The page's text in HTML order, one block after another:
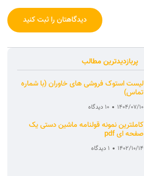
دیدگاهتان را ثبت کنید
پربازدیدترین مطالب
لیست استوک فروشی های خاوران (با شماره
تماس)
1404/07/10 10 دیدگاه
کاملترین نمونه قولنامه ماشین دستی یک
صفحه ای pdf
1402/10/14 1 دیدگاه